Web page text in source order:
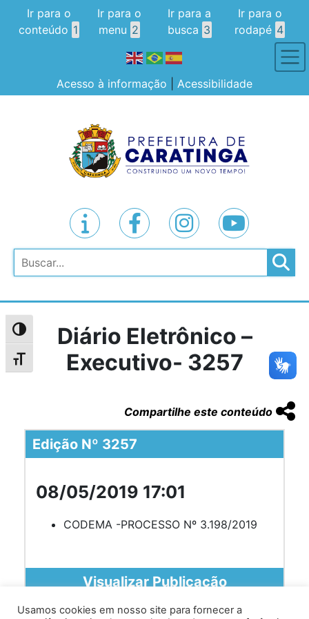
Alternar alto contraste
Alternar tamanho da fonte
Ir para o
conteúdo 1
Ir para o
menu 2
Ir para a
busca 3
Ir para o
rodapé 4
Acesso à informação Acessibilidade
Pesquisar
Diário Eletrônico –
Executivo- 3257
Compartilhe este conteúdo
Edição Nº 3257
08/05/2019 17:01
CODEMA -PROCESSO Nº 3.198/2019
Visualizar Publicação
Usamos cookies em nosso site para fornecer a